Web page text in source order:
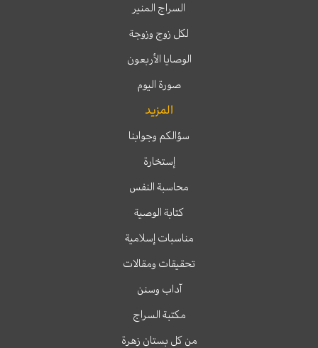
السراج المنير
لكل زوج وزوجة
الوصايا الأربعون
صورة اليوم
المزيد
سؤالكم وجوابنا
إستخارة
محاسبة النفس
كتابة الوصية
مناسبات إسلامية
تحقيقات ومقالات
آداب وسنن
مكتبة السراج
من كل بستان زهرة